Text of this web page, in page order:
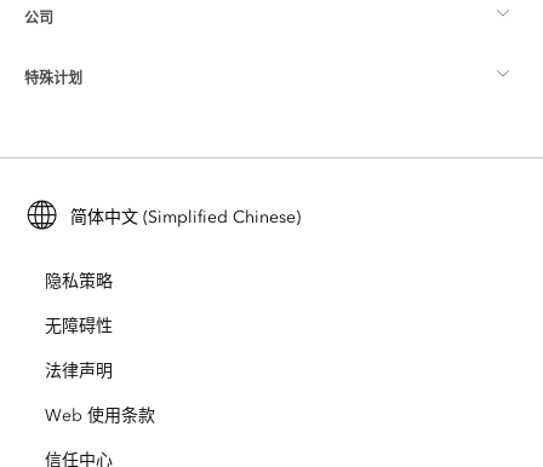
Esri Store
ArcGIS 博客
用户研究和测试
Esri 年轻专家关系网
什么是 GIS？
位置智能
培训
ArcUser
ArcNews
ArcWatch
Esri Press
公司
关于 Esri
招贤纳士
开放视野
业务行为准则
特殊计划
ArcGIS for Student Use
保护
教育
简体中文 (Simplified Chinese)
隐私策略
无障碍性
法律声明
Web 使用条款
信任中心